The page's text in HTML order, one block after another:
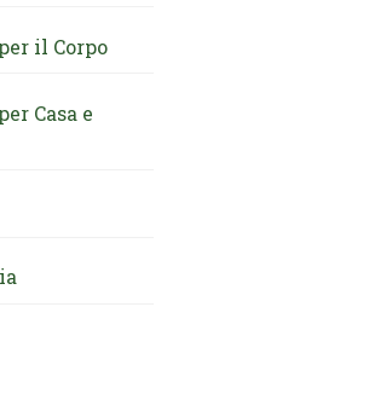
il Corpo
Casa e